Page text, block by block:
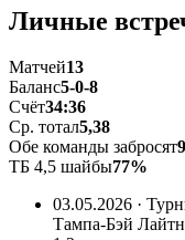
Личные
Матчей13
Баланс5-0-8
Счёт34:36
Ср. тотал5,38
Обе команды забросят
ТБ 4,5 шайбы77%
03.05.2026 ·
Тампа-Бэй